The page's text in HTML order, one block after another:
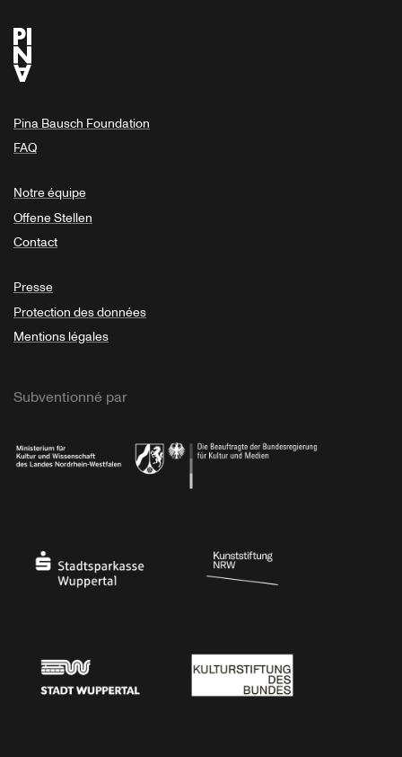
Pina Bausch Foundation
FAQ
Notre équipe
Offene Stellen
Contact
Presse
Protection des données
Mentions légales
Subventionné par